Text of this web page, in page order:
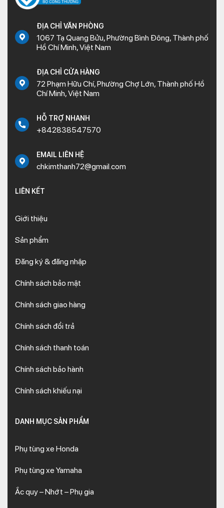
ĐỊA CHỈ VĂN PHÒNG
1067 Tạ Quang Bửu, Phường Bình Đông, Thành phố
Hồ Chí Minh, Việt Nam
ĐỊA CHỈ CỬA HÀNG
72 Phạm Hữu Chí, Phường Chợ Lớn, Thành phố Hồ
Chí Minh, Việt Nam
HỖ TRỢ NHANH
+842838547570
EMAIL LIÊN HỆ
chkimthanh72@gmail.com
LIÊN KẾT
Giới thiệu
Sản phẩm
Đăng ký & đăng nhập
Chính sách bảo mật
Chính sách giao hàng
Chính sách đổi trả
Chính sách thanh toán
Chính sách bảo hành
Chính sách khiếu nại
DANH MỤC SẢN PHẨM
Phụ tùng xe Honda
Phụ tùng xe Yamaha
Ắc quy – Nhớt – Phụ gia